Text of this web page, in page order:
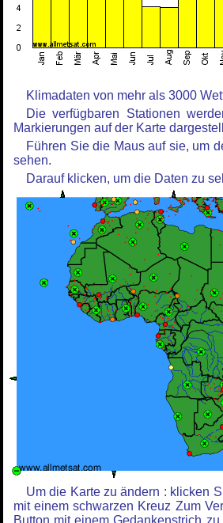
Klimadaten von mehr als 3000
Die verfügbaren Stationen
Markierungen auf der Karte
Führen Sie die Maus auf sie, um
sehen.
Darauf klicken, um die Daten zu
Um die Karte zu ändern : klicken
mit einem schwarzen Kreuz Zum
Button mit einem Gedankenstrich